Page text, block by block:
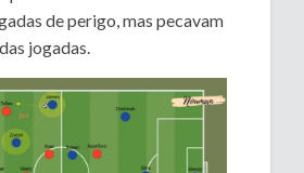
de perigo, mas pecavam
jogadas.